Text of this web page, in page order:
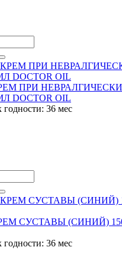
ПРИ
DOCTOR OIL
годности: 36 мес
СУСТАВЫ (СИНИЙ)
годности: 36 мес